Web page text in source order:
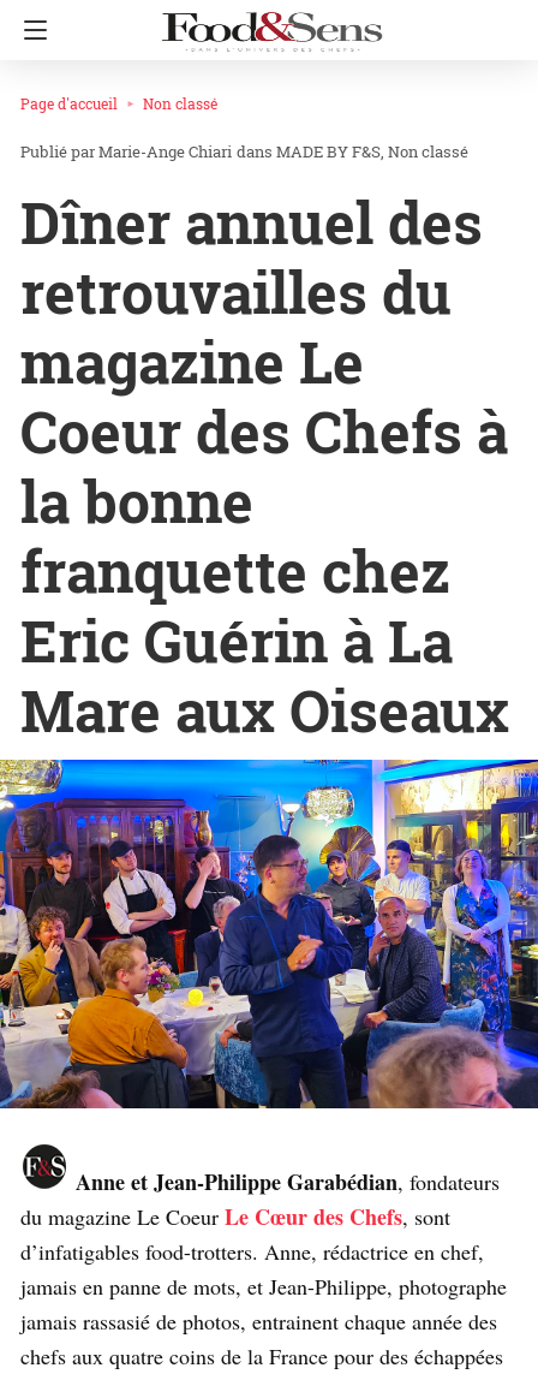
Page d'accueil Non classé
Marie-Ange Chiari dans MADE BY F&S Non classé
Dîner annuel des
retrouvailles du
magazine Le
Coeur des Chefs à
la bonne
franquette chez
Eric Guérin à La
Mare aux Oiseaux
Anne et Jean-Philippe Garabédian, fondateurs
du magazine Le Coeur Le Cœur des Chefs, sont
d’infatigables food-trotters. Anne, rédactrice en chef,
jamais en panne de mots, et Jean-Philippe, photographe
jamais rassasié de photos, entrainent chaque année des
chefs aux quatre coins de la France pour des échappées